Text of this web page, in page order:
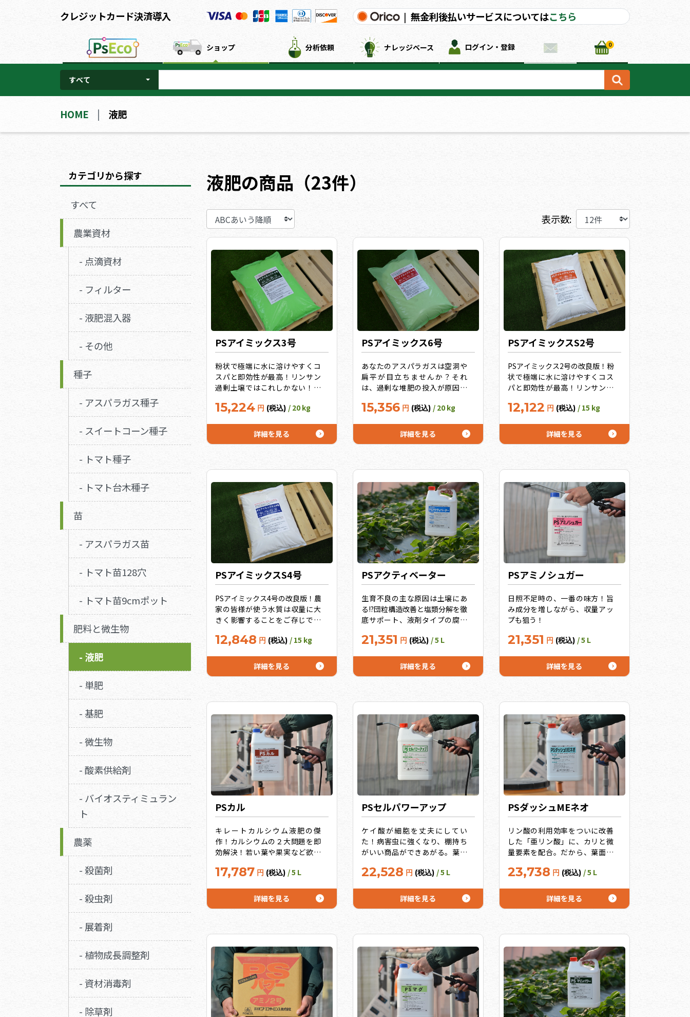
クレジットカード決済導入 | 無金利後払いサービスについてはこちら
ショップ 分析依頼 ナレッジベース ログイン・登録 0
すべて
HOME 液肥
カテゴリから探す
すべて
農業資材
- 点滴資材
- フィルター
- 液肥混入器
- その他
種子
- アスパラガス種子
- スイートコーン種子
- トマト種子
- トマト台木種子
苗
- アスパラガス苗
- トマト苗128穴
- トマト苗9cmポット
肥料と微生物
- 液肥
- 単肥
- 基肥
- 微生物
- 酸素供給剤
- バイオスティミュラン
ト
農薬
- 殺菌剤
- 殺虫剤
- 展着剤
- 植物成長調整剤
- 資材消毒剤
- 除草剤
液肥の商品（23件）
表示数:
PSアイミックス3号
粉状で極端に水に溶けやすくコ
スパと即効性が最高！リンサン
過剰土壌ではこれしかない！キ
（トマト・イチゴは2号を使用）
旨み追求！10袋セットでさらに
15,224 円 (税込) / 20 kg
詳細を見る
PSアイミックス6号
あなたのアスパラガスは空洞や
扁平が目立ちませんか？それ
は、過剰な堆肥の投入が原因で
剰。そういうアスパラガス畑向
は2号、キュウリは3号を使用）
粉状で極端に水に溶けやすくコ
15,356 円 (税込) / 20 kg
詳細を見る
PSアイミックスS2号
PSアイミックス2号の改良版！粉
状で極端に水に溶けやすくコス
パと即効性が最高！リンサン過
ゴ・トマトに特化したのはS２号
キレート効果の高い微量要素で
旨み追求！10袋セットでさらに
12,122 円 (税込) / 15 kg
詳細を見る
PSアイミックスS4号
PSアイミックス4号の改良版！農
家の皆様が使う水質は収量に大
きく影響することをご存じです
ム・イオウが多い水質をうまく
すれば、カルシウム・マグネシ
ウム・イオウが多いことが分か
をうまく利用します！（水質分
析は必須）
12,848 円 (税込) / 15 kg
詳細を見る
PSアクティベーター
生育不良の主な原因は土壌にあ
る!?団粒構造改善と塩類分解を徹
底サポート、液剤タイプの腐植
に続けられる土づくり！土壌改
ローチ、ぐんぐん菌活！土を育
てませんか？うれしいお徳用サ
21,351 円 (税込) / 5 L
詳細を見る
PSアミノシュガー
日照不足時の、一番の味方！旨
み成分を増しながら、収量アッ
プも狙う！
21,351 円 (税込) / 5 L
詳細を見る
PSカル
キレートカルシウム液肥の傑
作！カルシウムの２大問題を即
効解決！若い葉や果実など欲し
リンサン液肥と混用できない
料の差！キレート効果が高い
EDTAカルシウム。うれしいお徳
17,787 円 (税込) / 5 L
詳細を見る
PSセルパワーアップ
ケイ酸が細胞を丈夫にしてい
た！病害虫に強くなり、棚持ち
がいい商品ができあがる。葉面
ン、ケイ酸カリ液肥！うれしい
22,528 円 (税込) / 5 L
詳細を見る
PSダッシュMEネオ
リン酸の利用効率をついに改善
した「亜リン酸」に、カリと微
量要素を配合。だから、葉面散
「転流」が即効的！そして、驚
いお徳用サイズ10L、20Lも！
23,738 円 (税込) / 5 L
詳細を見る